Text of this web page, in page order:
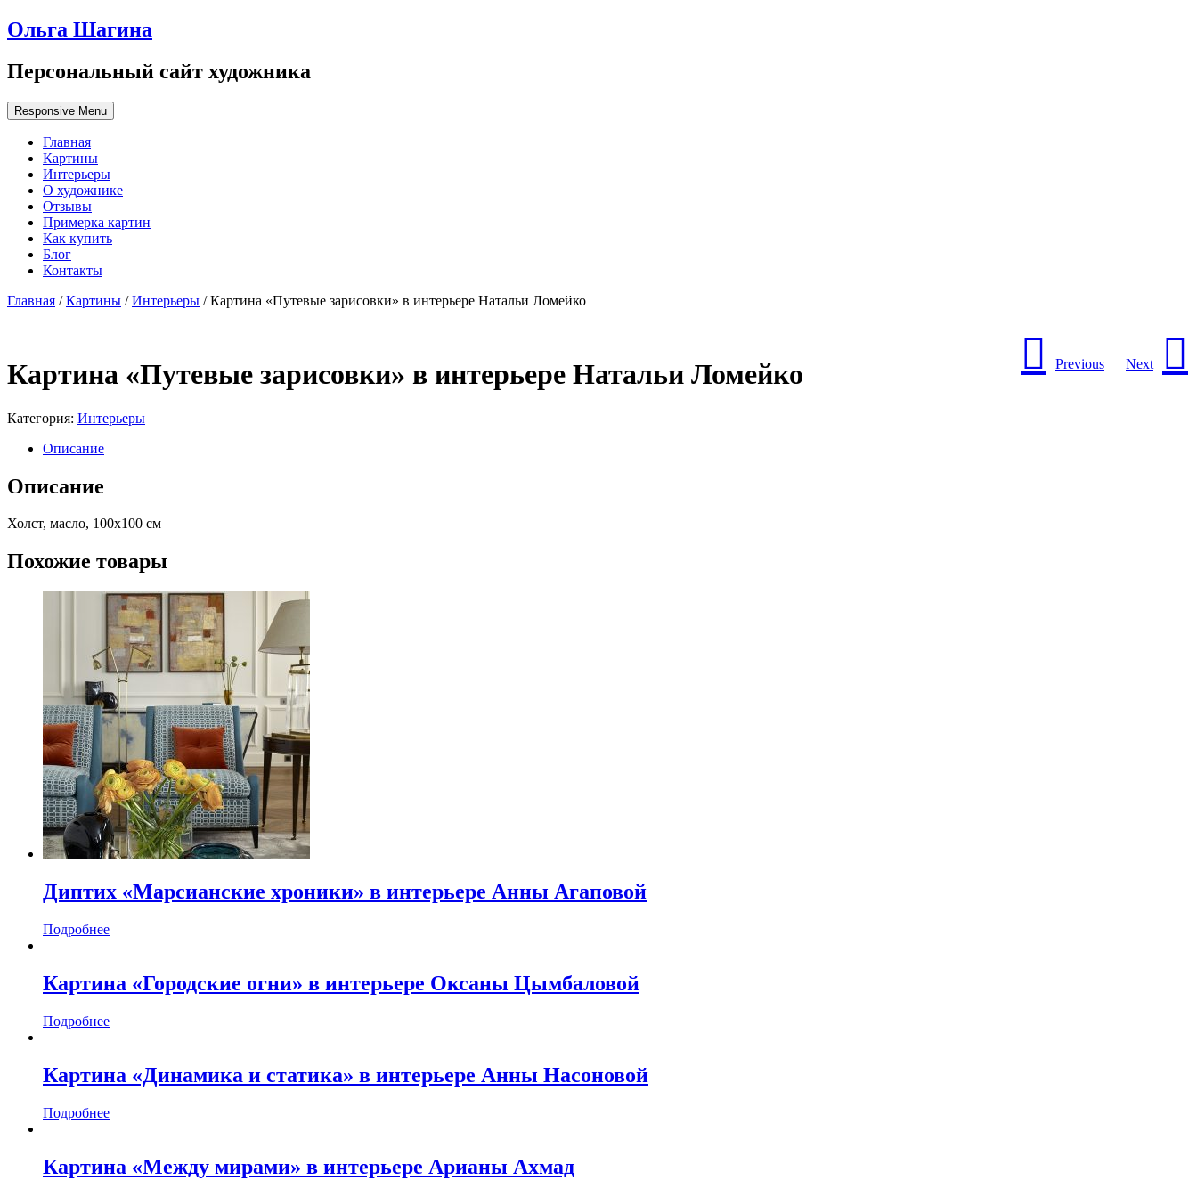
Ольга Шагина
Персональный сайт художника
Responsive Menu
Главная
Картины
Интерьеры
О художнике
Отзывы
Примерка картин
Как купить
Блог
Контакты
Главная /Картины /Интерьеры / Картина «Путевые зарисовки» в интерьере Натальи Ломейко
Previous Next
Картина «Путевые зарисовки» в интерьере Натальи Ломейко
Категория: Интерьеры
Описание
Описание
Холст, масло, 100х100 см
Похожие товары
Диптих «Марсианские хроники» в интерьере Анны Агаповой
Подробнее
Картина «Городские огни» в интерьере Оксаны Цымбаловой
Подробнее
Картина «Динамика и статика» в интерьере Анны Насоновой
Подробнее
Картина «Между мирами» в интерьере Арианы Ахмад